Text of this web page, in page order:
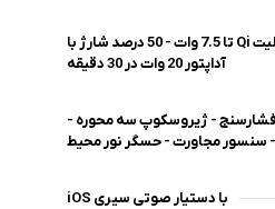
شارژ با قابلیت Qi تا 7.5 وات - 50 درصد شارژ با
آداپتور 20 وات در 30 دقیقه
- ژیروسکوپ سه محوره -
سنسور مجاورت - حسگر نور محیط
iOS با دستیار صوتی سیری